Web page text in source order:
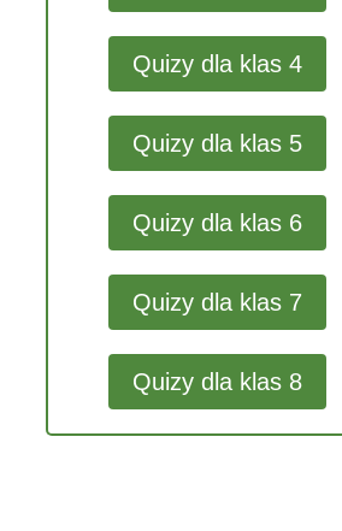
Quizy dla klas 4
Quizy dla klas 5
Quizy dla klas 6
Quizy dla klas 7
Quizy dla klas 8